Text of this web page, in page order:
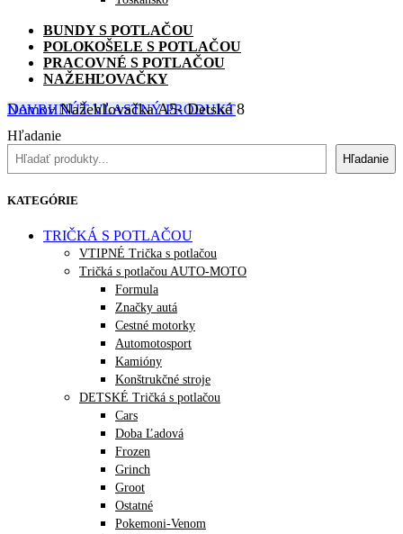
BUNDY S POTLAČOU
POLOKOŠELE S POTLAČOU
PRACOVNÉ S POTLAČOU
NAŽEHĽOVAČKY
NAVRHNÚŤ VLASTNÝ PRODUKT
DomovNažehľovačka A5- Detské 8
Hľadanie
Hľadanie
KATEGÓRIE
TRIČKÁ S POTLAČOU
VTIPNÉ Trička s potlačou
Tričká s potlačou AUTO-MOTO
Formula
Značky autá
Cestné motorky
Automotosport
Kamióny
Konštrukčné stroje
DETSKÉ Tričká s potlačou
Cars
Doba Ľadová
Frozen
Grinch
Groot
Ostatné
Pokemoni-Venom